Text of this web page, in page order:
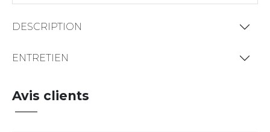
DESCRIPTION
ENTRETIEN
Avis clients